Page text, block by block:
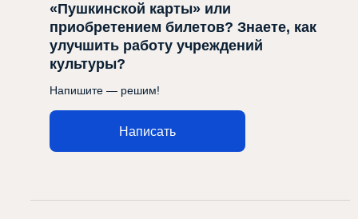
«Пушкинской карты» или
приобретением билетов? Знаете, как
улучшить работу учреждений
культуры?
Напишите — решим!
Написать